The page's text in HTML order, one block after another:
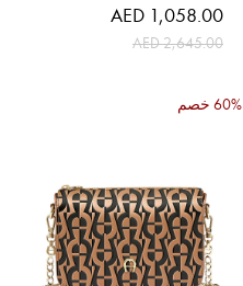
السعر
الخاص
AED 1,058.00
AED 2,645.00
60% خصم